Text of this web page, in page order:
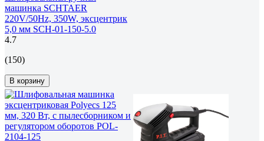
машинка SCHTAER
220V/50Hz, 350W, эксцентрик
5,0 мм SCH-01-150-5.0
4.7
(150)
В корзину